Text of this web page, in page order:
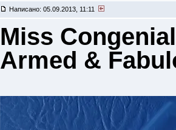
Написано: 05.09.2013, 11:11
Miss
Armed &